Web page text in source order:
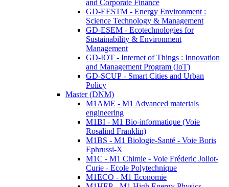
and Corporate Finance
GD-EESTM - Energy Environment :
Science Technology & Management
GD-ESEM - Ecotechnologies for
Sustainability & Environment
Management
GD-IOT - Internet of Things : Innovation
and Management Program (IoT)
GD-SCUP - Smart Cities and Urban
Policy
Master (DNM)
M1AME - M1 Advanced materials
engineering
M1BI - M1 Bio-informatique (Voie
Rosalind Franklin)
M1BS - M1 Biologie-Santé - Voie Boris
Ephrussi-X
M1C - M1 Chimie - Voie Fréderic Joliot-
Curie - Ecole Polytechnique
M1ECO - M1 Economie